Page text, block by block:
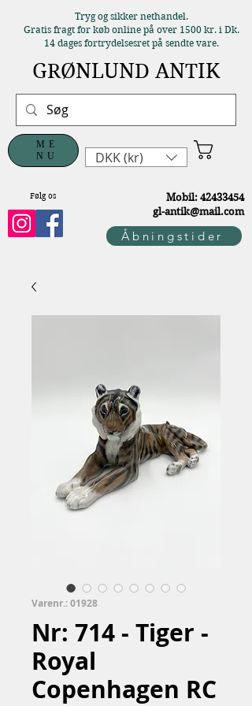
Mobil: 42433454
gl-antik@mail.com
ME
NU
Følg os
Tryg og sikker nethandel.
Gratis fragt for køb online på over 1500 kr. i Dk.
14 dages fortrydelsesret på sendte vare.
GRØNLUND ANTIK
DKK (kr)
Åbningstider
Varenr.: 01928
Nr: 714 - Tiger -
Royal
Copenhagen RC